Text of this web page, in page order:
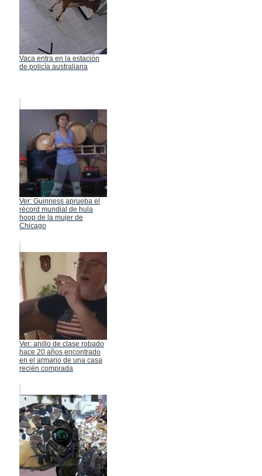
Vaca entra en la estación
de policía australiana
Ver: Guinness aprueba el
récord mundial de hula
hoop de la mujer de
Chicago
Ver: anillo de clase robado
hace 20 años encontrado
en el armario de una casa
recién comprada